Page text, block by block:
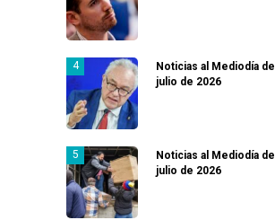
Noticias al Mediodía
julio de 2026
Noticias al Mediodía
julio de 2026